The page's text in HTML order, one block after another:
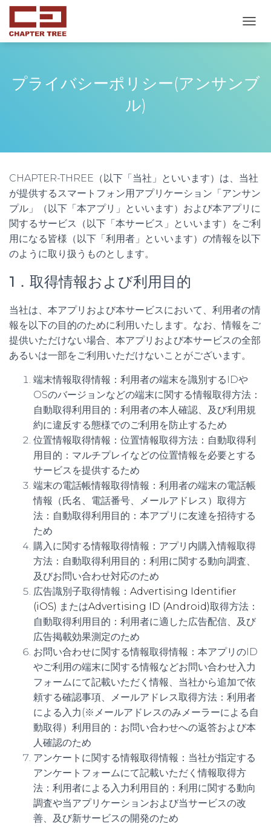
ビ
ョ
プライバシーポリシー(アンサンブ
ル)
CHAPTER-THREE（以下「当社」といいます）は、当社
が提供するスマートフォン用アプリケーション「アンサン
プル」（以下「本アプリ」といいます）および本アプリに
関するサービス（以下「本サービス」といいます）をご利
用になる皆様（以下「利用者」といいます）の情報を以下
のように取り扱うものとします。
1．取得情報および利用目的
当社は、本アプリおよび本サービスにおいて、利用者の情
報を以下の目的のために利用いたします。なお、情報をご
提供いただけない場合、本アプリおよび本サービスの全部
あるいは一部をご利用いただけないことがございます。
端末情報取得情報：利用者の端末を識別するIDや
OSのバージョンなどの端末に関する情報取得方法：
自動取得利用目的：利用者の本人確認、及び利用規
約に違反する態様でのご利用を防止するため
位置情報取得情報：位置情報取得方法：自動取得利
用目的：マルチプレイなどの位置情報を必要とする
サービスを提供するため
端末の電話帳情報取得情報：利用者の端末の電話帳
情報（氏名、電話番号、メールアドレス）取得方
法：自動取得利用目的：本アプリに友達を招待する
ため
購入に関する情報取得情報：アプリ内購入情報取得
方法：自動取得利用目的：利用に関する動向調査、
及びお問い合わせ対応のため
広告識別子取得情報： Advertising Identifier
(iOS) またはAdvertising ID (Android)取得方法：
自動取得利用目的：利用者に適した広告配信、及び
広告掲載効果測定のため
お問い合わせに関する情報取得情報：本アプリのID
やご利用の端末に関する情報などお問い合わせ入力
フォームにて記載いただく情報、当社から追加で依
頼する確認事項、メールアドレス取得方法：利用者
による入力(※メールアドレスのみメーラーによる自
動取得）利用目的：お問い合わせへの返答および本
人確認のため
アンケートに関する情報取得情報：当社が指定する
アンケートフォームにて記載いただく情報取得方
法：利用者による入力利用目的：利用に関する動向
調査や当アプリケーションおよび当サービスの改
善、及び新サービスの開発のため